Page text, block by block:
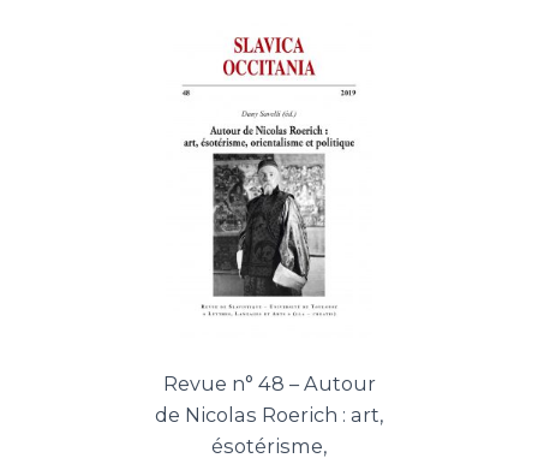
Revue n° 48 – Autour
de Nicolas Roerich : art,
ésotérisme,